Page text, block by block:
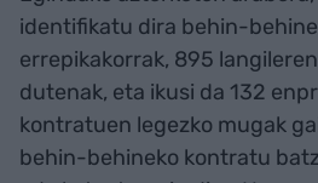
identifikatu dira behin-
errepikakorrak, 895
dutenak, eta ikusi da 132
kontratuen legezko mugak
behin-behineko kontratu